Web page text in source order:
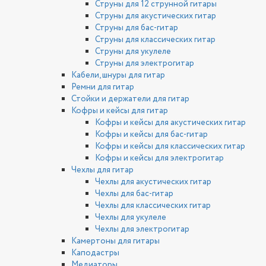
Струны для 12 струнной гитары
Струны для акустических гитар
Струны для бас-гитар
Струны для классических гитар
Струны для укулеле
Струны для электрогитар
Кабели, шнуры для гитар
Ремни для гитар
Стойки и держатели для гитар
Кофры и кейсы для гитар
Кофры и кейсы для акустических гитар
Кофры и кейсы для бас-гитар
Кофры и кейсы для классических гитар
Кофры и кейсы для электрогитар
Чехлы для гитар
Чехлы для акустических гитар
Чехлы для бас-гитар
Чехлы для классических гитар
Чехлы для укулеле
Чехлы для электрогитар
Камертоны для гитары
Каподастры